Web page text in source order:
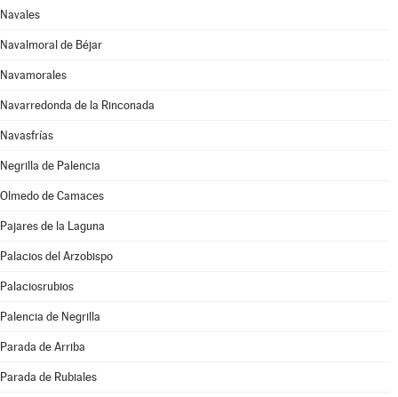
Navales
Navalmoral de Béjar
Navamorales
Navarredonda de la Rinconada
Navasfrías
Negrilla de Palencia
Olmedo de Camaces
Pajares de la Laguna
Palacios del Arzobispo
Palaciosrubios
Palencia de Negrilla
Parada de Arriba
Parada de Rubiales